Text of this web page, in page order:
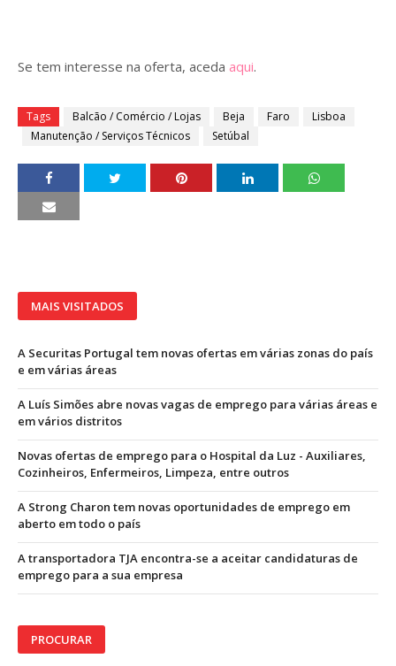
Se tem interesse na oferta, aceda aqui.
Tags Balcão / Comércio / Lojas Beja Faro
Lisboa
Manutenção / Serviços Técnicos
Setúbal
MAIS VISITADOS
A Securitas Portugal tem novas ofertas em várias zonas do país
e em várias áreas
A Luís Simões abre novas vagas de emprego para várias áreas e
em vários distritos
Novas ofertas de emprego para o Hospital da Luz - Auxiliares,
Cozinheiros, Enfermeiros, Limpeza, entre outros
A Strong Charon tem novas oportunidades de emprego em
aberto em todo o país
A transportadora TJA encontra-se a aceitar candidaturas de
emprego para a sua empresa
PROCURAR